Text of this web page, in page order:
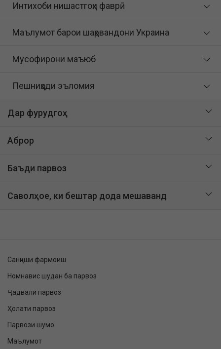
Интихоби нишастгоҳи фаврӣ
Маълумот барои шаҳрвандони Украина
Мусофирони маъюб
Пешниҳоди эъломия
Дар фурудгоҳ
Аброр
Баъди парвоз
Саволҳое, ки бештар дода мешаванд
Санҷиши фармоиш
Номнавис шудан ба парвоз
Ҷадвали парвоз
Ҳолати парвоз
Парвози шумо
Маълумот